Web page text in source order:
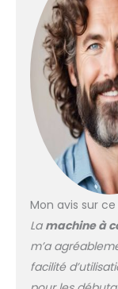
Mon avis sur
La machine à
m’a
facilité